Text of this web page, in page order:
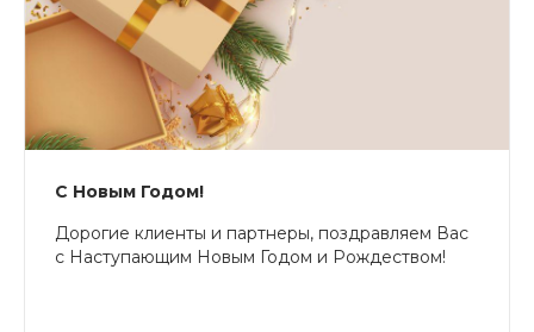
С Новым Годом!
Дорогие клиенты и партнеры, поздравляем Вас
с Наступающим Новым Годом и Рождеством!